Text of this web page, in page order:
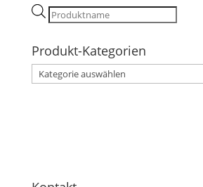
Products
search
Produkt-Kategorien